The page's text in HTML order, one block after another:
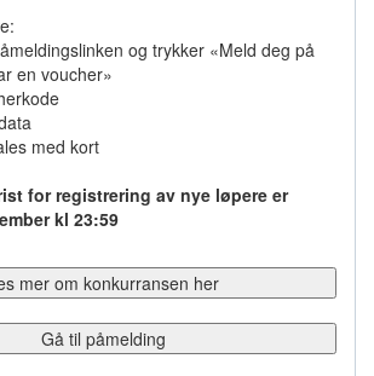
og trykker «Meld deg på
en voucher»
med kort
for registrering av nye løpere er
kl 23:59
mer om konkurransen her
Gå til påmelding